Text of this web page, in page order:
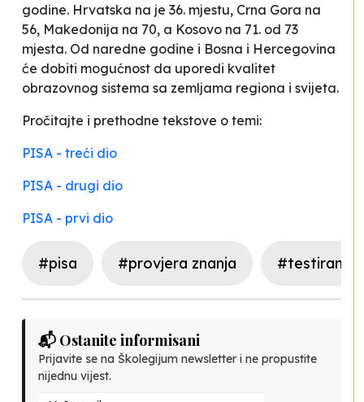
godine. Hrvatska na je 36. mjestu, Crna Gora na
56, Makedonija na 70, a Kosovo na 71. od 73
mjesta. Od naredne godine i Bosna i Hercegovina
će dobiti mogućnost da uporedi kvalitet
obrazovnog sistema sa zemljama regiona i svijeta.
Pročitajte i prethodne tekstove o temi:
PISA - treći dio
PISA - drugi dio
PISA - prvi dio
#pisa #provjera znanja #testiranje
📬 Ostanite informisani
Prijavite se na Školegijum newsletter i ne propustite
nijednu vijest.